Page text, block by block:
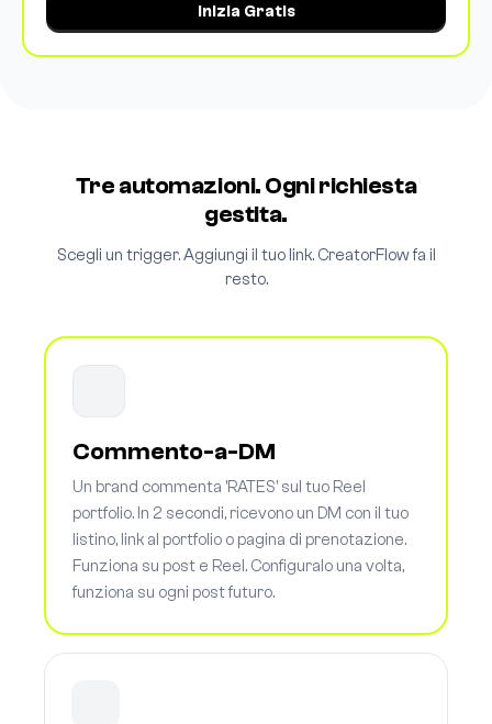
Inizia Gratis
Tre automazioni. Ogni richiesta
gestita.
Scegli un trigger. Aggiungi il tuo link. CreatorFlow fa il
resto.
Commento-a-DM
Un brand commenta 'RATES' sul tuo Reel
portfolio. In 2 secondi, ricevono un DM con il tuo
listino, link al portfolio o pagina di prenotazione.
Funziona su post e Reel. Configuralo una volta,
funziona su ogni post futuro.